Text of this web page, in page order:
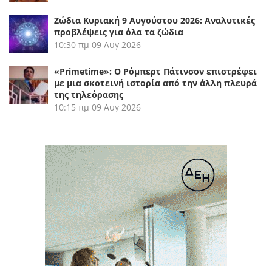
Ζώδια Κυριακή 9 Αυγούστου 2026: Αναλυτικές
προβλέψεις για όλα τα ζώδια
10:30 πμ 09 Αυγ 2026
«Primetime»: Ο Ρόμπερτ Πάτινσον επιστρέφει
με μια σκοτεινή ιστορία από την άλλη πλευρά
της τηλεόρασης
10:15 πμ 09 Αυγ 2026